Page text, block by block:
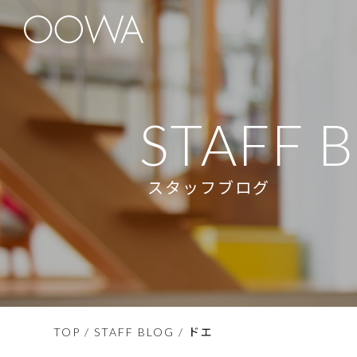
STAFF
スタッフブログ
TOP /STAFF BLOG / ドエ